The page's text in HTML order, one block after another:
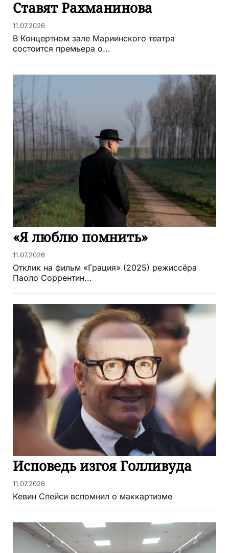
Ставят Рахманинова
11.07.2026
В Концертном зале Мариинского театра
состоится премьера о...
«Я люблю помнить»
11.07.2026
Отклик на фильм «Грация» (2025) режиссёра
Паоло Соррентин...
Исповедь изгоя Голливуда
11.07.2026
Кевин Спейси вспомнил о маккартизме